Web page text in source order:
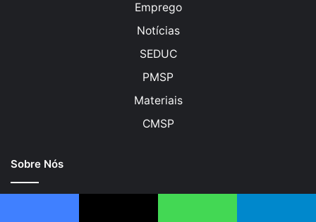
Emprego
Notícias
SEDUC
PMSP
Materiais
CMSP
Sobre Nós